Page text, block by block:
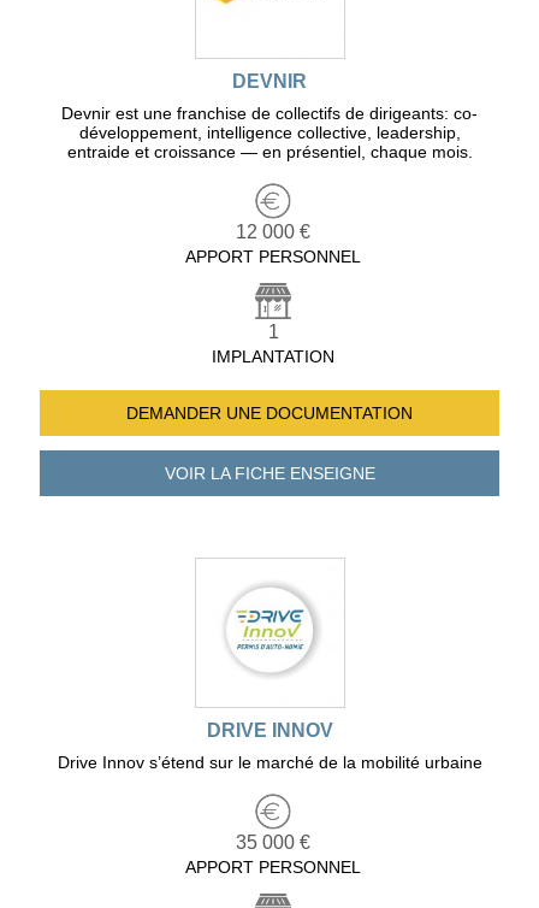
DEVNIR
Devnir est une franchise de collectifs de dirigeants: co-
développement, intelligence collective, leadership,
entraide et croissance — en présentiel, chaque mois.
12 000 €
APPORT PERSONNEL
1
IMPLANTATION
DEMANDER UNE DOCUMENTATION
VOIR LA FICHEENSEIGNE
DRIVE INNOV
Drive Innov s’étend sur le marché de la mobilité urbaine
35 000 €
APPORT PERSONNEL